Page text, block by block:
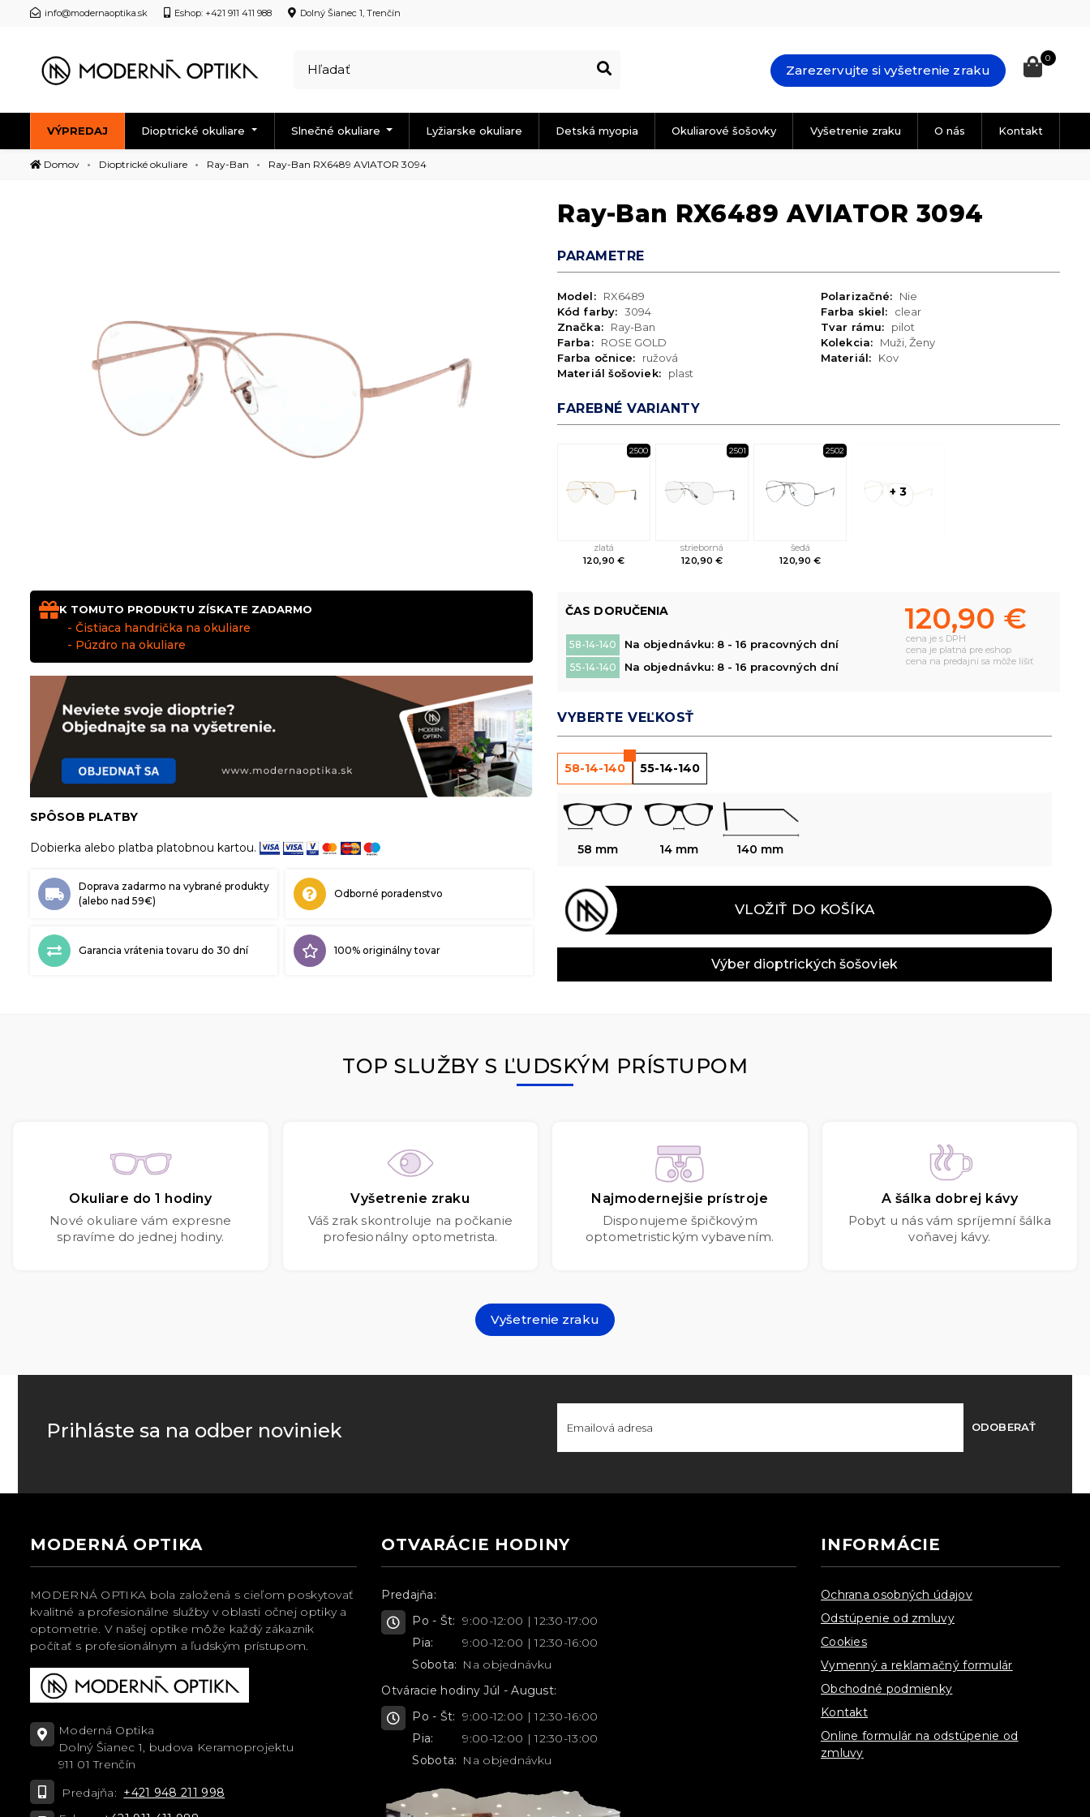
info@modernaoptika.sk Eshop: +421 911 411 988 Dolný Šianec 1, Trenčín
Zarezervujte si vyšetrenie zraku
0
VÝPREDAJ Dioptrické okuliare Slnečné okuliare Lyžiarske okuliare Detská myopia Okuliarové šošovky Vyšetrenie zraku O nás Kontakt
Domov Dioptrické okuliare Ray-Ban Ray-Ban RX6489 AVIATOR 3094
K TOMUTO PRODUKTU ZÍSKATE ZADARMO
- Čistiaca handrička na okuliare
- Púzdro na okuliare
SPÔSOB PLATBY
Dobierka alebo platba platobnou kartou.
Doprava zadarmo na vybrané produkty
(alebo nad 59€)
Odborné poradenstvo
Garancia vrátenia tovaru do 30 dní 100% originálny tovar
Ray-Ban RX6489 AVIATOR 3094
PARAMETRE
Model:
RX6489
Kód farby: 3094
Značka:
Ray-Ban
Farba:
ROSE GOLD
Farba očnice:
ružová
Materiál šošoviek:
plast
Polarizačné:
Nie
Farba skiel:
clear
Tvar rámu:
pilot
Kolekcia:
Muži, Ženy
Materiál:
Kov
FAREBNÉ VARIANTY
2500
zlatá
120,90 €
2501
strieborná
120,90 €
2502
šedá
120,90 €
+ 3
ČAS DORUČENIA
58-14-140 Na objednávku: 8 - 16 pracovných dní
55-14-140 Na objednávku: 8 - 16 pracovných dní
120,90 €
cena je s DPH
cena je platná pre eshop
cena na predajni sa môže líšiť
VYBERTE VEĽKOSŤ
58-14-140 55-14-140
58 mm 14 mm 140 mm
VLOŽIŤ DO KOŠÍKA
Výber dioptrických šošoviek
TOP SLUŽBY S ĽUDSKÝM PRÍSTUPOM
Okuliare do 1 hodiny
Nové okuliare vám expresne
spravíme do jednej hodiny.
Vyšetrenie zraku
Váš zrak skontroluje na počkanie
profesionálny optometrista.
Najmodernejšie prístroje
Disponujeme špičkovým
optometristickým vybavením.
A šálka dobrej kávy
Pobyt u nás vám spríjemní šálka
voňavej kávy.
Vyšetrenie zraku
Prihláste sa na odber noviniek ODOBERAŤ
MODERNÁ OPTIKA
MODERNÁ OPTIKA bola založená s cieľom poskytovať
kvalitné a profesionálne služby v oblasti očnej optiky a
optometrie. V našej optike môže každý zákazník
počítať s profesionálnym a ľudským prístupom.
Moderná Optika
Dolný Šianec 1, budova Keramoprojektu
911 01 Trenčín
Predajňa: +421 948 211 998
OTVARÁCIE HODINY
Predajňa:
Po - Št: 9:00-12:00 | 12:30-17:00
Pia:
9:00-12:00 | 12:30-16:00
Sobota: Na objednávku
Otváracie hodiny Júl - August:
Po - Št: 9:00-12:00 | 12:30-16:00
Pia:
9:00-12:00 | 12:30-13:00
Sobota: Na objednávku
INFORMÁCIE
Ochrana osobných údajov
Odstúpenie od zmluvy
Cookies
Vymenný a reklamačný formulár
Obchodné podmienky
Kontakt
Online formulár na odstúpenie od
zmluvy